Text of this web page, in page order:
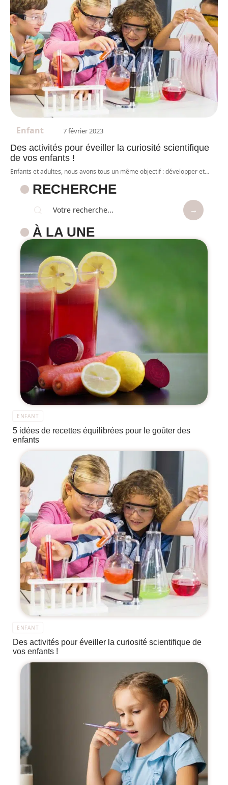
Enfant 7 février 2023
Des activités pour éveiller la curiosité scientifique
de vos enfants !
Enfants et adultes, nous avons tous un même objectif : développer et…
RECHERCHE
À LA UNE
ENFANT
5 idées de recettes équilibrées pour le goûter des
enfants
ENFANT
Des activités pour éveiller la curiosité scientifique de
vos enfants !